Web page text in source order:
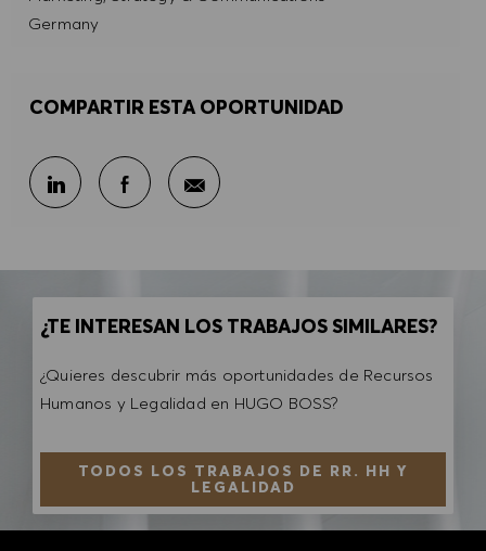
Germany
COMPARTIR ESTA OPORTUNIDAD
Compartir en LinkedIn
Compartir en Facebook
Compartir por correo
¿TE INTERESAN LOS TRABAJOS SIMILARES?
¿Quieres descubrir más oportunidades de Recursos
Humanos y Legalidad en HUGO BOSS?
TODOS LOS TRABAJOS DE RR. HH Y
LEGALIDAD